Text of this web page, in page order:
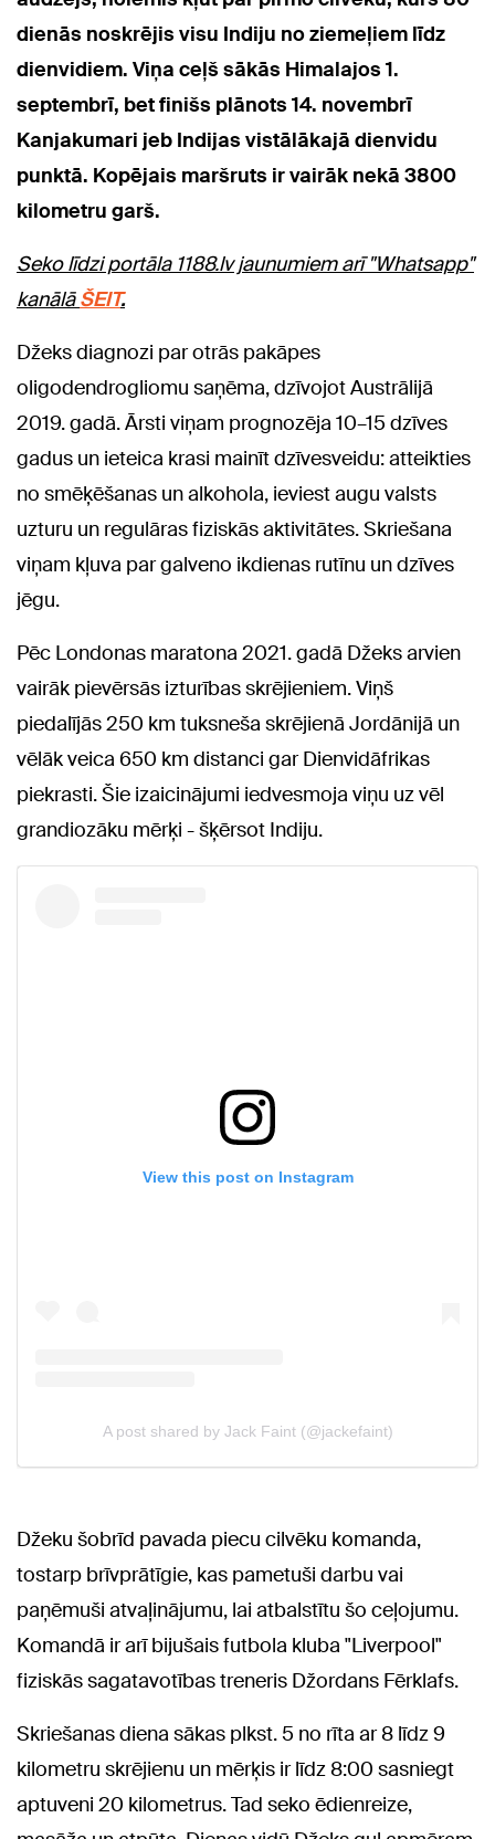
dienās noskrējis visu Indiju no ziemeļiem līdz
dienvidiem. Viņa ceļš sākās Himalajos 1.
septembrī, bet finišs plānots 14. novembrī
Kanjakumari jeb Indijas vistālākajā dienvidu
punktā. Kopējais maršruts ir vairāk nekā 3800
kilometru garš.
Seko līdzi portāla 1188.lv jaunumiem arī "Whatsapp"
kanālāŠEIT.
Džeks diagnozi par otrās pakāpes
oligodendrogliomu saņēma, dzīvojot Austrālijā
2019. gadā. Ārsti viņam prognozēja 10–15 dzīves
gadus un ieteica krasi mainīt dzīvesveidu: atteikties
no smēķēšanas un alkohola, ieviest augu valsts
uzturu un regulāras fiziskās aktivitātes. Skriešana
viņam kļuva par galveno ikdienas rutīnu un dzīves
jēgu.
Pēc Londonas maratona 2021. gadā Džeks arvien
vairāk pievērsās izturības skrējieniem. Viņš
piedalījās 250 km tuksneša skrējienā Jordānijā un
vēlāk veica 650 km distanci gar Dienvidāfrikas
piekrasti. Šie izaicinājumi iedvesmoja viņu uz vēl
grandiozāku mērķi - šķērsot Indiju.
Džeku šobrīd pavada piecu cilvēku komanda,
tostarp brīvprātīgie, kas pametuši darbu vai
paņēmuši atvaļinājumu, lai atbalstītu šo ceļojumu.
Komandā ir arī bijušais futbola kluba "Liverpool"
fiziskās sagatavotības treneris Džordans Fērklafs.
Skriešanas diena sākas plkst. 5 no rīta ar 8 līdz 9
kilometru skrējienu un mērķis ir līdz 8:00 sasniegt
aptuveni 20 kilometrus. Tad seko ēdienreize,